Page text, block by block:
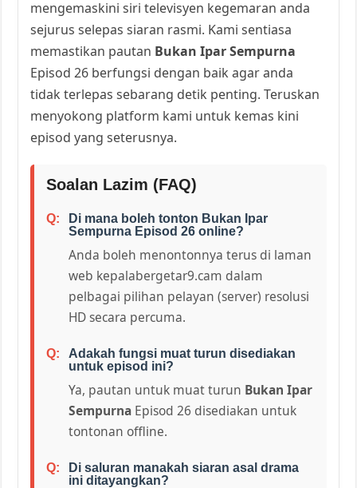
mengemaskini siri televisyen kegemaran anda
sejurus selepas siaran rasmi. Kami sentiasa
memastikan pautan Bukan Ipar Sempurna
Episod 26 berfungsi dengan baik agar anda
tidak terlepas sebarang detik penting. Teruskan
menyokong platform kami untuk kemas kini
episod yang seterusnya.
Soalan Lazim (FAQ)
Di mana boleh tonton Bukan Ipar
Sempurna Episod 26 online?
Anda boleh menontonnya terus di laman
web kepalabergetar9.cam dalam
pelbagai pilihan pelayan (server) resolusi
HD secara percuma.
Adakah fungsi muat turun disediakan
untuk episod ini?
Ya, pautan untuk muat turun Bukan Ipar
Sempurna Episod 26 disediakan untuk
tontonan offline.
Di saluran manakah siaran asal drama
ini ditayangkan?